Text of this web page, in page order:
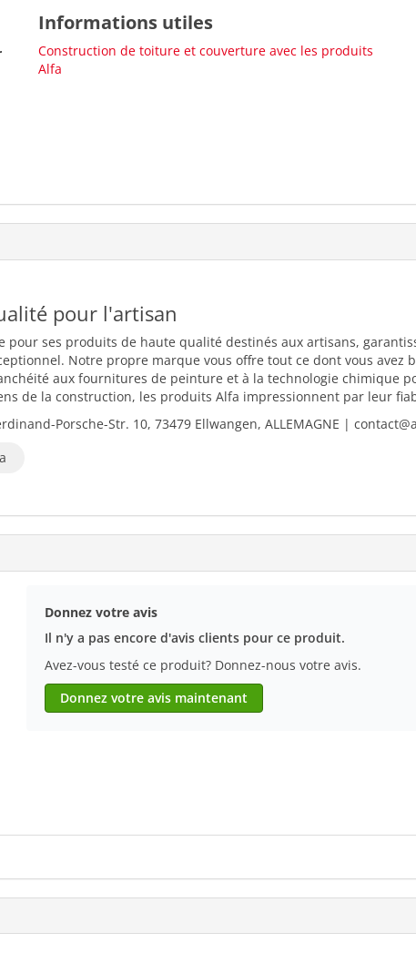
Informations utiles
Construction de toiture et couverture avec les produits
Alfa
pour l'artisan
pour ses produits de haute qualité destinés aux artisans,
Notre propre marque vous offre tout ce dont vous avez
aux fournitures de peinture et à la technologie chimique
de la construction, les produits Alfa impressionnent par leur
Porsche-Str. 10, 73479 Ellwangen, ALLEMAGNE |
Donnez votre avis
Il n'y a pas encore d'avis clients pour ce produit.
Avez-vous testé ce produit? Donnez-nous votre avis.
Donnez votre avis maintenant